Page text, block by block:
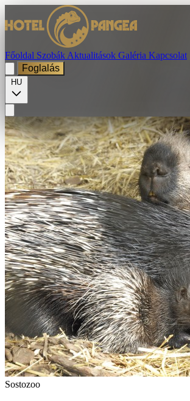
Főoldal Szobák Aktualitások Galéria Kapcsolat
Foglalás
HU
Sostozoo